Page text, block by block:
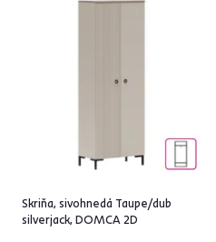
Skriňa, sivohnedá Taupe/dub
silverjack, DOMCA 2D